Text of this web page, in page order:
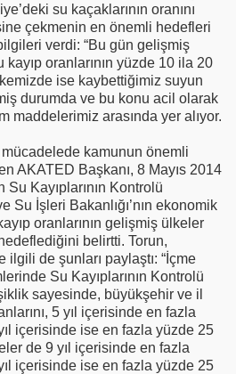
su kaçaklarının oranını
çekmenin en önemli hedefleri
verdi: “Bu gün gelişmiş
kayıp oranlarının yüzde 10 ila 20
ise kaybettiğimiz suyun
durumda ve bu konu acil olarak
maddelerimiz arasında yer alıyor.
kamunun önemli
AKATED Başkanı, 8 Mayıs 2014
Kayıplarının Kontrolü
Su İşleri Bakanlığı’nın ekonomik
oranlarının gelişmiş ülkeler
belirtti. Torun,
de şunları paylaştı: “İçme
Su Kayıplarının Kontrolü
sayesinde, büyükşehir ve il
5 yıl içerisinde en fazla
içerisinde ise en fazla yüzde 25
de 9 yıl içerisinde en fazla
içerisinde ise en fazla yüzde 25